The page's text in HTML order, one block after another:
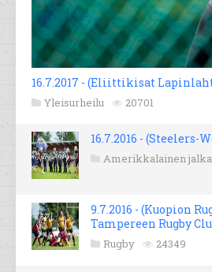
16.7.2017 - (Eliittikisat
Yleisurheilu 20701
16.7.2016 - (Steelers-
Amerikkalainen
9.7.2016 - (Kuopion
Tampereen Rugby
Rugby 24349